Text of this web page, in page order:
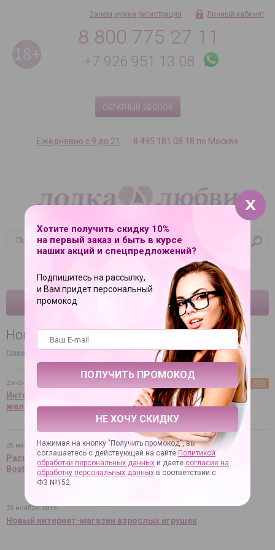
8 800 775 27 11
+7 926 951 13 08
ОБРАТНЫЙ ЗВОНОК
Зачем нужна регистрация Личный кабинет
Ежедневно с 9 до 21 8 495 181 08 18 по Москве
Ваша корзина пуста
Новости
Главная → О компании → Новости
RSS
2 июня 2016
Интернет-магазин Лодка Любви — угадываем ваши
желания!
26 мая 2016
Расширение ассортимента в интернет-магазине Love
Boat!
25 ноября 2015
Новый интернет-магазин взрослых игрушек
Хотите получить скидку 10%
на первый заказ и быть в курсе
наших акций и спецпредложений?
Подпишитесь на рассылку,
и Вам придет персональный
промокод
НЕ ХОЧУ СКИДКУ
Нажимая на кнопку "Получить промокод", вы
соглашаетесь с действующей на сайте Политикой
обработки персональных данных и даете согласие на
обработку персональных данных в соответствии с
ФЗ №152.